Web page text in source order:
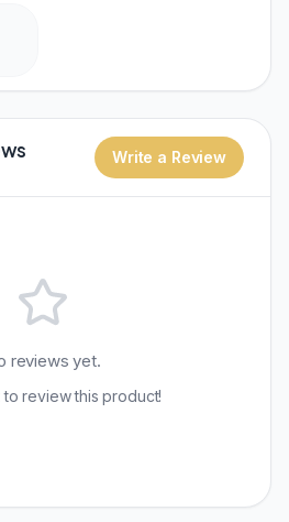
Write a Review
reviews yet.
to review this product!